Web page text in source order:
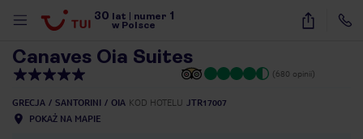
30 lat numer 1
w Polsce
46
Canaves Oia Suites
(680 opinii)
GRECJA SANTORINI OIA KOD HOTELU
JTR17007
POKAŻ NA MAPIE